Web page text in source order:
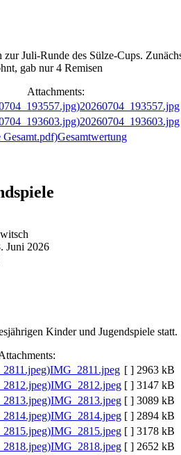
zur Juli-Runde des Sülze-Cups.
gab nur 4 Remisen
Attachments:
20260704_193557.jpg
20260704_193603.jpg
Gesamtwertung
Juni 2026
Kinder und Jugendspiele statt.
IMG_2811.jpeg [ ] 2963 kB
IMG_2812.jpeg [ ] 3147 kB
IMG_2813.jpeg [ ] 3089 kB
IMG_2814.jpeg [ ] 2894 kB
IMG_2815.jpeg [ ] 3178 kB
IMG_2818.jpeg [ ] 2652 kB